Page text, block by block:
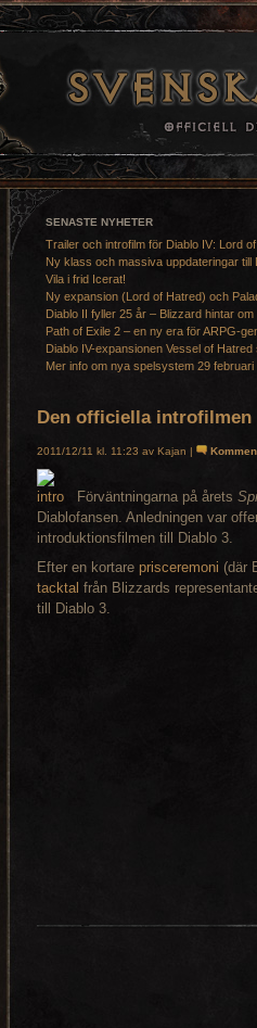
SENASTE NYHETER
Trailer och introfilm för Diablo IV: Lord
Ny klass och massiva uppdateringar till
Vila i frid Icerat!
Ny expansion (Lord of Hatred) och
Diablo II fyller 25 år – Blizzard hintar om
Path of Exile 2 – en ny era för ARPG-
Diablo IV-expansionen Vessel of
Mer info om nya spelsystem 29 februari
Den officiella
2011/12/11 kl. 11:23 av Kajan |
Förväntningarna på årets
Diablofansen. Anledningen var
introduktionsfilmen till Diablo 3.
Efter en kortare prisceremoni (där
tacktal från Blizzards
till Diablo 3.